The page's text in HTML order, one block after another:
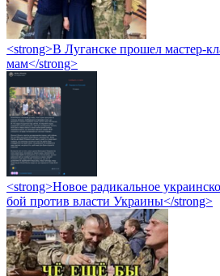
<strong>В Луганске прошел мастер-
мам</strong>
<strong>Новое радикальное
бой против власти Украины</strong>